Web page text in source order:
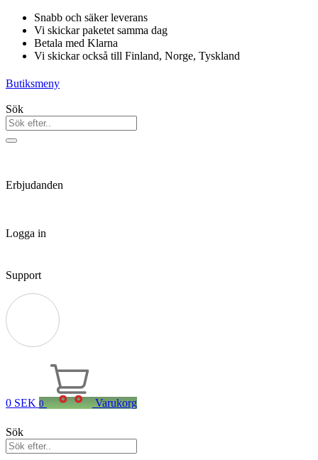
Hoppa
innehåll
Snabb och säker leverans
Vi skickar paketet samma dag
Betala med Klarna
Vi skickar också till Finland, Norge, Tyskland
Butiksmeny
Sök
Erbjudanden
Logga in
Support
0 SEK 0 Varukorg
Sök